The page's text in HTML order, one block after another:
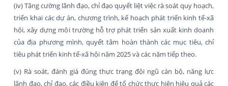
(iv) Tăng cường lãnh đạo, chỉ đạo quyết liệt việc rà soát quy hoạch,
triển khai các dự án, chương trình, kế hoạch phát triển kinh tế-xã
hội, xây dựng môi trường hỗ trợ phát triển sản xuất kinh doanh
của địa phương mình, quyết tâm hoàn thành các mục tiêu, chỉ
tiêu phát triển kinh tế-xã hội năm 2025 và các năm tiếp theo.
(v) Rà soát, đánh giá đúng thực trạng đội ngũ cán bộ, năng lực
lãnh đạo, chỉ đạo, các điều kiện để tổ chức thực hiện hiệu quả các